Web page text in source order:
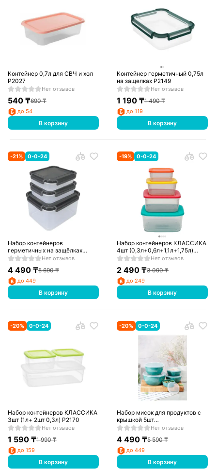
Контейнер 0,7л для СВЧ и хол
Р2027
Нет отзывов
540₸690₸
до 54
В корзину
Контейнер герметичный 0,75л
на защелках Р2149
Нет отзывов
1 190 ₸1 490₸
до 119
В корзину
-21% 0-0-24
Набор контейнеров
герметичных на защёлках
3шт(0,75л+0,75л+2,75л)
Нет отзывов
4 490₸5 690₸
до 449
В корзину
-19% 0-0-24
Набор контейнеров КЛАССИКА
4шт (0,3л+0,6л+1,1л+1,75л)
Р2175
Нет отзывов
2 490 ₸3 090₸
до 249
В корзину
-20% 0-0-24
Набор контейнеров КЛАССИКА
3шт (1л+ 2шт 0,3л) Р2170
Нет отзывов
1 590₸1 990₸
до 159
В корзину
-20% 0-0-24
Набор мисок для продуктов с
крышкой 5шт
(0,2л+0,4л+0,7л+1л+1,7л)
Нет отзывов
4 490 ₸5 590₸
до 449
В корзину